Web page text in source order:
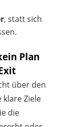
, statt sich
Plan
über den
klare Ziele
die